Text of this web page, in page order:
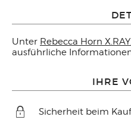
Unter Rebecca Horn
ausführliche
IHRE
Sicherheit beim